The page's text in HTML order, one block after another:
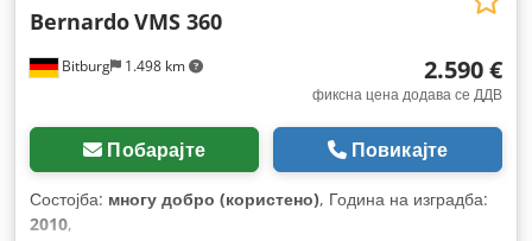
Bitburg 1.498 km
BernardoVMS 360
2.590 €
фиксна цена додава се ДДВ
Побарајте Повикајте
Состојба: многу добро (користено), Година на изградба:
2010,